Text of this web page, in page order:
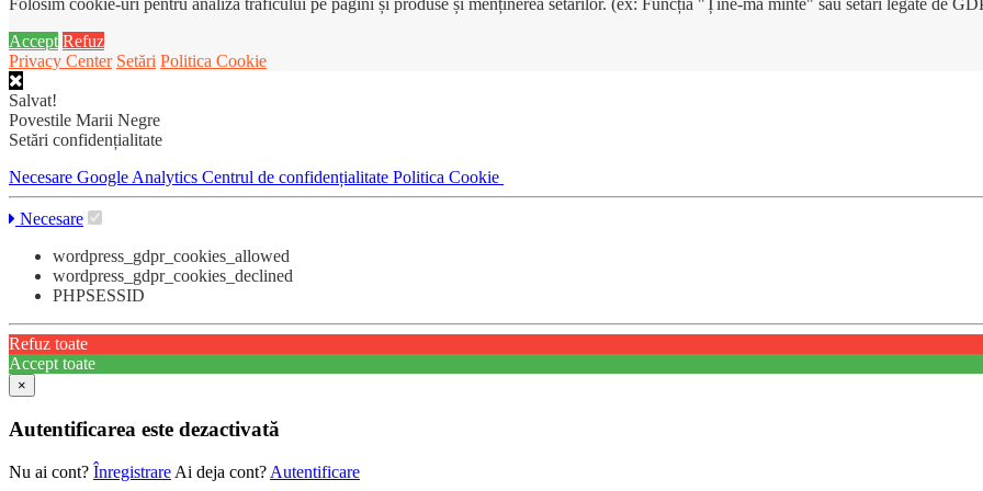
Folosim cookie-uri pentru analiza traficului pe pagini și produse și menținerea setărilor. (ex: Funcția "Ține-mă minte" sau setări legate de
Accept Refuz
Privacy Center Setări Politica Cookie
Salvat!
Povestile Marii Negre
Setări confidențialitate
Necesare Google Analytics Centrul de confidențialitate Politica Cookie
Necesare
wordpress_gdpr_cookies_allowed
wordpress_gdpr_cookies_declined
PHPSESSID
Refuz toate
Accept toate
×
Autentificarea este dezactivată
Nu ai cont? Înregistrare Ai deja cont? Autentificare